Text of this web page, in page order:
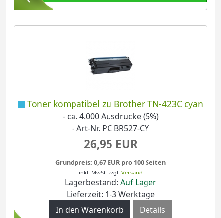
Toner kompatibel zu Brother TN-423C cyan
- ca. 4.000 Ausdrucke (5%)
- Art-Nr. PC BR527-CY
26,95 EUR
Grundpreis: 0,67 EUR pro 100 Seiten
inkl. MwSt. zzgl. Versand
Lagerbestand: Auf Lager
Lieferzeit: 1-3 Werktage
Details